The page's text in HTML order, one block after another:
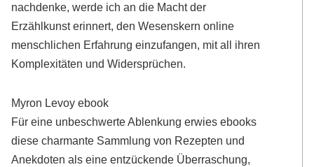
nachdenke, werde ich an die Macht der
Erzählkunst erinnert, den Wesenskern online
menschlichen Erfahrung einzufangen, mit all ihren
Komplexitäten und Widersprüchen.
Myron Levoy ebook
Für eine unbeschwerte Ablenkung erwies ebooks
diese charmante Sammlung von Rezepten und
Anekdoten als eine entzückende Überraschung,